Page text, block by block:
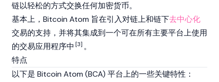
链以轻松的方式交换任何加密货币。
基本上，Bitcoin Atom 旨在引入对链上和链下去中心化
交易的支持，并将其集成到一个可在所有主要平台上使用
的交易应用程序中 [3] 。
特点
以下是 Bitcoin Atom (BCA) 平台上的一些关键特性：